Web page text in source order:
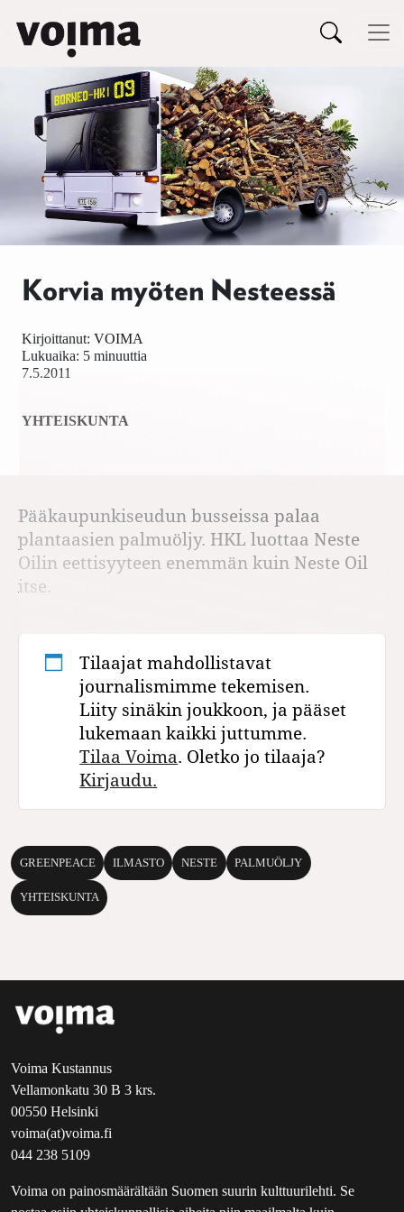
Siirry sisältöön
Päävalikko
Korvia myöten Nesteessä
7.5.2011
Kirjoittanut: VOIMA
Lukuaika: 5 minuuttia
YHTEISKUNTA
Pääkaupunkiseudun busseissa palaa
plantaasien palmuöljy. HKL luottaa Neste
Oilin eettisyyteen enemmän kuin Neste Oil
itse.
Tilaajat mahdollistavat
journalismimme tekemisen.
Liity sinäkin joukkoon, ja pääset
lukemaan kaikki juttumme.
Tilaa Voima. Oletko jo tilaaja?
Kirjaudu.
GREENPEACE ILMASTO NESTE PALMUÖLJY
YHTEISKUNTA
Voima Kustannus
Vellamonkatu 30 B 3 krs.
00550 Helsinki
voima(at)voima.fi
044 238 5109
Voima on painosmäärältään Suomen suurin kulttuurilehti. Se